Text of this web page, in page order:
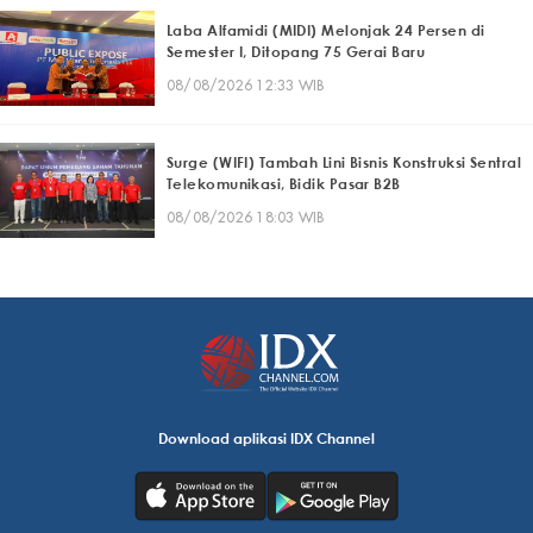
Laba Alfamidi (MIDI) Melonjak 24 Persen di
Semester I, Ditopang 75 Gerai Baru
08/08/2026 12:33 WIB
Surge (WIFI) Tambah Lini Bisnis Konstruksi Sentral
Telekomunikasi, Bidik Pasar B2B
08/08/2026 18:03 WIB
Download aplikasi IDX Channel